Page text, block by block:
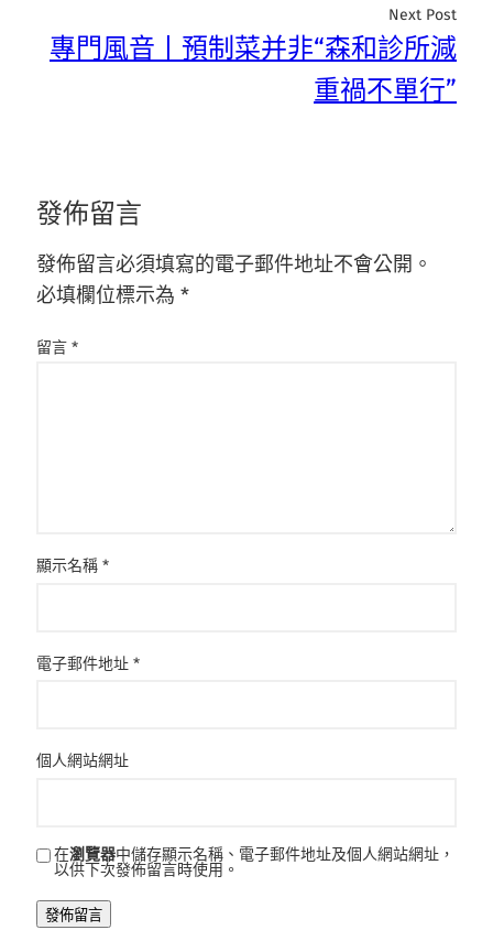
Next Post
專門風音丨預制菜并非“森和診所減
重禍不單行”
發佈留言
發佈留言必須填寫的電子郵件地址不會公開。
必填欄位標示為 *
留言 *
顯示名稱 *
電子郵件地址 *
個人網站網址
在瀏覽器中儲存顯示名稱、電子郵件地址及個人網站網址，
以供下次發佈留言時使用。